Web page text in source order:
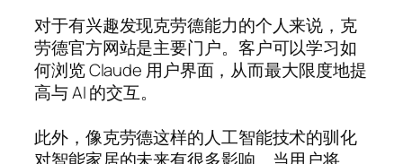
对于有兴趣发现克劳德能力的个人来说，克
劳德官方网站是主要门户。客户可以学习如
何浏览 Claude 用户界面，从而最大限度地提
高与 AI 的交互。
此外，像克劳德这样的人工智能技术的驯化